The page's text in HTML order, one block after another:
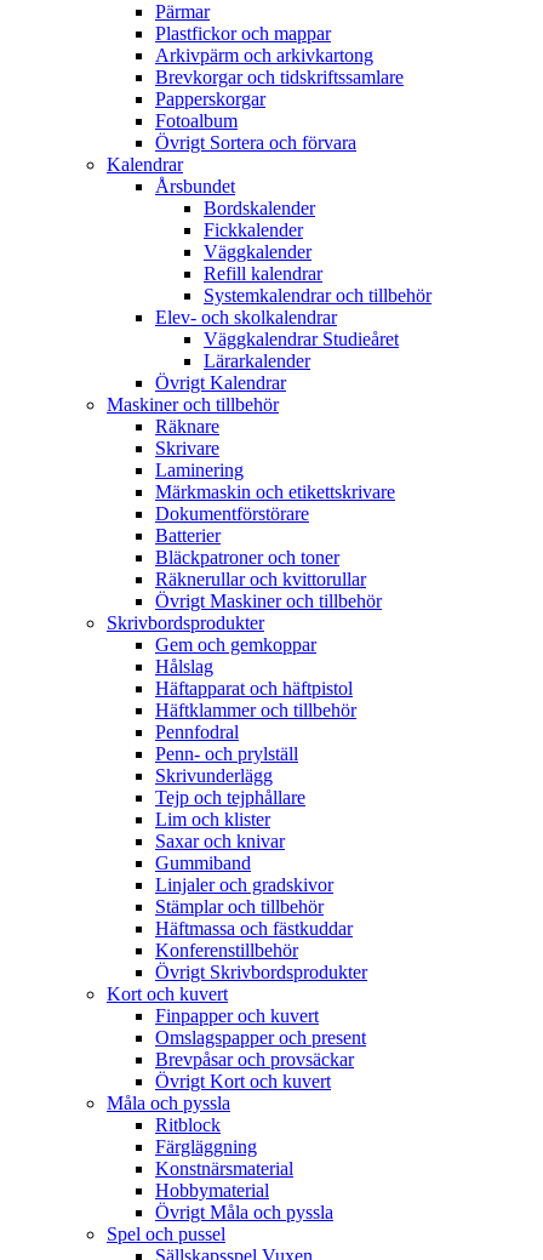
Pärmar
Plastfickor och mappar
Arkivpärm och arkivkartong
Brevkorgar och tidskriftssamlare
Papperskorgar
Fotoalbum
Övrigt Sortera och förvara
Kalendrar
Årsbundet
Bordskalender
Fickkalender
Väggkalender
Refill kalendrar
Systemkalendrar och tillbehör
Elev- och skolkalendrar
Väggkalendrar Studieåret
Lärarkalender
Övrigt Kalendrar
Maskiner och tillbehör
Räknare
Skrivare
Laminering
Märkmaskin och etikettskrivare
Dokumentförstörare
Batterier
Bläckpatroner och toner
Räknerullar och kvittorullar
Övrigt Maskiner och tillbehör
Skrivbordsprodukter
Gem och gemkoppar
Hålslag
Häftapparat och häftpistol
Häftklammer och tillbehör
Pennfodral
Penn- och prylställ
Skrivunderlägg
Tejp och tejphållare
Lim och klister
Saxar och knivar
Gummiband
Linjaler och gradskivor
Stämplar och tillbehör
Häftmassa och fästkuddar
Konferenstillbehör
Övrigt Skrivbordsprodukter
Kort och kuvert
Finpapper och kuvert
Omslagspapper och present
Brevpåsar och provsäckar
Övrigt Kort och kuvert
Måla och pyssla
Ritblock
Färgläggning
Konstnärsmaterial
Hobbymaterial
Övrigt Måla och pyssla
Spel och pussel
Sällskapsspel Vuxen